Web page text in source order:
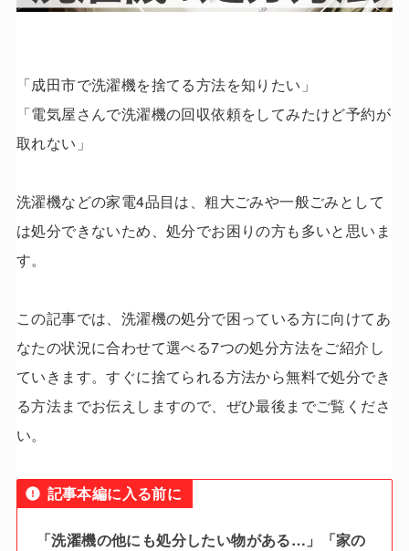
「成田市で洗濯機を捨てる方法を知りたい」
「電気屋さんで洗濯機の回収依頼をしてみたけど予約が
取れない」
洗濯機などの家電4品目は、粗大ごみや一般ごみとして
は処分できないため、処分でお困りの方も多いと思いま
す。
この記事では、洗濯機の処分で困っている方に向けてあ
なたの状況に合わせて選べる7つの処分方法をご紹介し
ていきます。すぐに捨てられる方法から無料で処分でき
る方法までお伝えしますので、ぜひ最後までご覧くださ
い。
記事本編に入る前に
「洗濯機の他にも処分したい物がある…」「家の